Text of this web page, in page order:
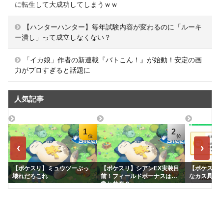
に転生して大成功してしまうｗｗ
【ハンターハンター】毎年試験内容が変わるのに「ルーキ
ー潰し」って成立しなくない？
「イカ娘」作者の新連載『バトこん！』が始動！安定の画
力がプロすぎると話題に
人気記事
‹
1
【ポケスリ】ミュウツーぶっ
壊れだろこれ
2
【ポケスリ】シアンEX実装目
前！フィールドボーナスは通
常と共有？
【ポケス
なカス具合
›